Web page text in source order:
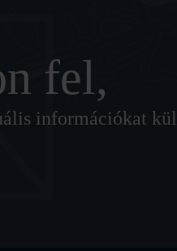
fel,
információkat